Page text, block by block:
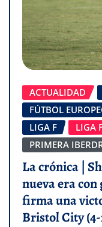
ACTUALIDAD
FÚTBOL
LIGA F
LIGA
PRIMERA
La crónica |
nueva era
firma una
Bristol City